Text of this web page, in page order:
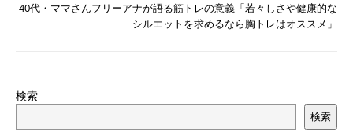
40代・ママさんフリーアナが語る筋トレの意義「若々しさや健康的な
シルエットを求めるなら胸トレはオススメ」
検索
検索